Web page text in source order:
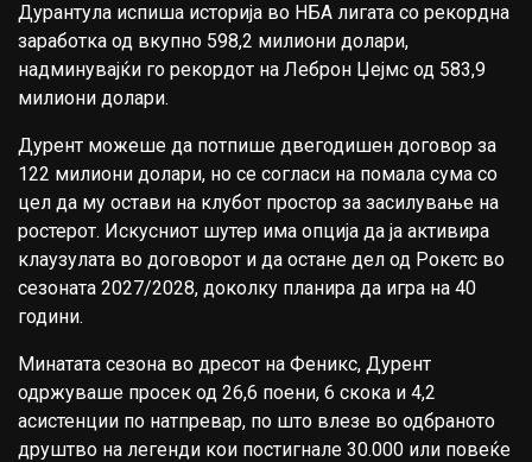
Дурантула испиша историја во НБА лигата со рекордна
заработка од вкупно 598,2 милиони долари,
надминувајќи го рекордот на Леброн Џејмс од 583,9
милиони долари.
Дурент можеше да потпише двегодишен договор за
122 милиони долари, но се согласи на помала сума со
цел да му остави на клубот простор за засилување на
ростерот. Искусниот шутер има опција да ја активира
клаузулата во договорот и да остане дел од Рокетс во
сезоната 2027/2028, доколку планира да игра на 40
години.
Минатата сезона во дресот на Феникс, Дурент
одржуваше просек од 26,6 поени, 6 скока и 4,2
асистенции по натпревар, по што влезе во одбраното
друштво на легенди кои постигнале 30.000 или повеќе